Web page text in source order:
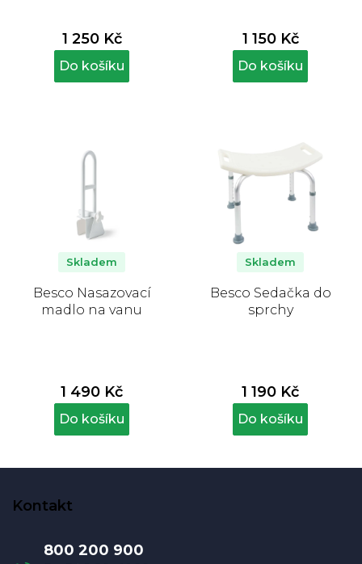
1 250 Kč
Do košíku
1 150 Kč
Do košíku
Besco Nasazovací
madlo na vanu
Skladem
1 490 Kč
Do košíku
Besco Sedačka do
sprchy
Skladem
1 190 Kč
Do košíku
Kontakt
800 200 900